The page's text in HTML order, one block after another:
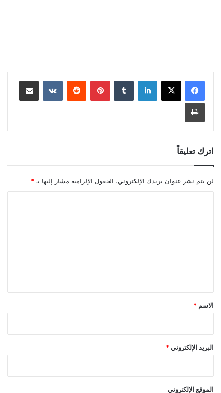
لينكدإن بينتيريست مشاركة عبر البريد
طباعة
اترك تعليقاً
لن يتم نشر عنوان بريدك الإلكتروني. الحقول الإلزامية مشار إليها بـ *
*
الاسم *
البريد الإلكتروني *
الموقع الإلكتروني